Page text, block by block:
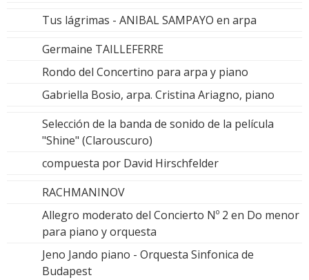
Tus lágrimas - ANIBAL SAMPAYO en arpa
Germaine TAILLEFERRE
Rondo del Concertino para arpa y piano
Gabriella Bosio, arpa. Cristina Ariagno, piano
Selección de la banda de sonido de la película
"Shine" (Clarouscuro)
compuesta por David Hirschfelder
RACHMANINOV
Allegro moderato del Concierto Nº 2 en Do menor
para piano y orquesta
Jeno Jando piano - Orquesta Sinfonica de
Budapest